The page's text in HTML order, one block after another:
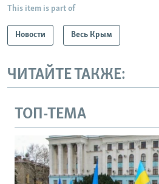
This item is part of
Новости Весь Крым
ЧИТАЙТЕ ТАКЖЕ:
ТОП-ТЕМА